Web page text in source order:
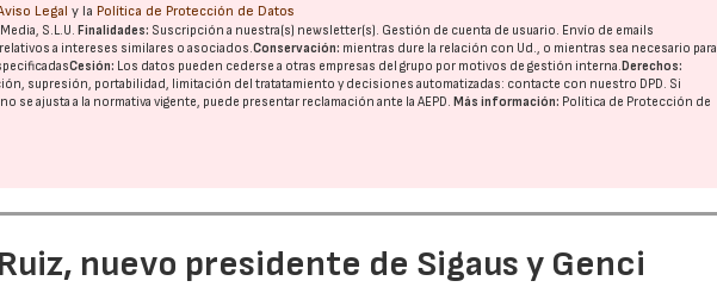
Legal y la Política de Protección de Datos
S.L.U.Finalidades: Suscripción a nuestra(s) newsletter(s). Gestión de cuenta de usuario. Envío de emails
a intereses similares o asociados.Conservación: mientras dure la relación con Ud., o mientras sea necesario para
Cesión: Los datos pueden cederse a otras empresas del grupo por motivos de gestión interna.Derechos:
supresión, portabilidad, limitación del tratatamiento y decisiones automatizadas: contacte con nuestro DPD. Si
se ajusta a la normativa vigente, puede presentar reclamación ante laAEPD.Más información: Política de Protección de
nuevo presidente de Sigaus y Genci